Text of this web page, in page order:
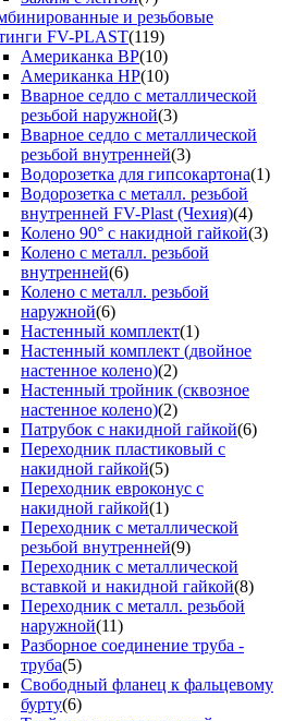
и резьбовые
FV-PLAST(119)
Американка ВР(10)
Американка НР(10)
Вварное седло с металлической
резьбой наружной(3)
Вварное седло с металлической
резьбой внутренней(3)
Водорозетка для гипсокартона(1)
Водорозетка с металл. резьбой
внутренней FV-Plast (Чехия)(4)
Колено 90° с накидной гайкой(3)
Колено с металл. резьбой
внутренней(6)
Колено с металл. резьбой
наружной(6)
Настенный комплект(1)
Настенный комплект (двойное
настенное колено)(2)
Настенный тройник (сквозное
настенное колено)(2)
Патрубок с накидной гайкой(6)
Переходник пластиковый с
накидной гайкой(5)
Переходник евроконус с
накидной гайкой(1)
Переходник с металлической
резьбой внутренней(9)
Переходник с металлической
вставкой и накидной гайкой(8)
Переходник с металл. резьбой
наружной(11)
Разборное соединение труба -
труба(5)
Свободный фланец к фальцевому
бурту(6)